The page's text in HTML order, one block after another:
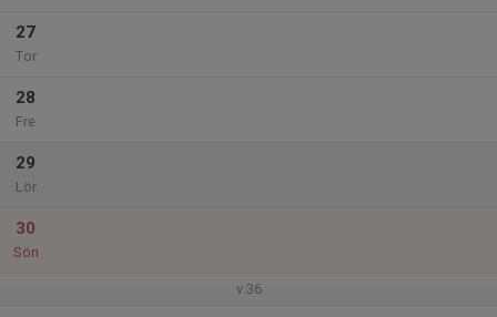
27
Tor
28
Fre
29
Lör
30
Sön
v.36